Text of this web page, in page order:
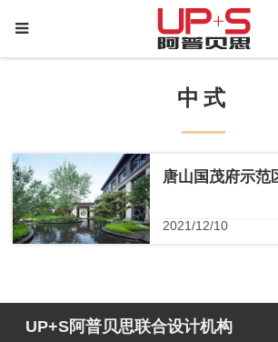
中式
唐山国茂府示范
2021/12/10
UP+S阿普贝思联合设计机构